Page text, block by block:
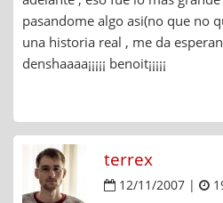
pasandome algo asi(no que no
una historia real , me da
denshaaaa¡¡¡¡¡ benoit¡¡¡¡¡
terrex
12/11/2007 |